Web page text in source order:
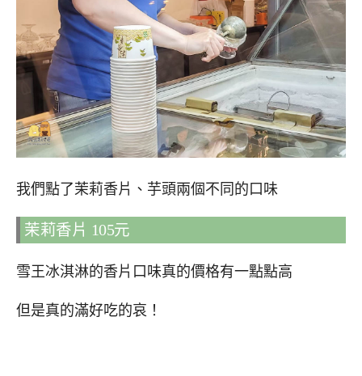
我們點了茉莉香片、芋頭兩個不同的口味
茉莉香片 105元
雪王冰淇淋的香片口味真的價格有一點點高
但是真的滿好吃的哀！